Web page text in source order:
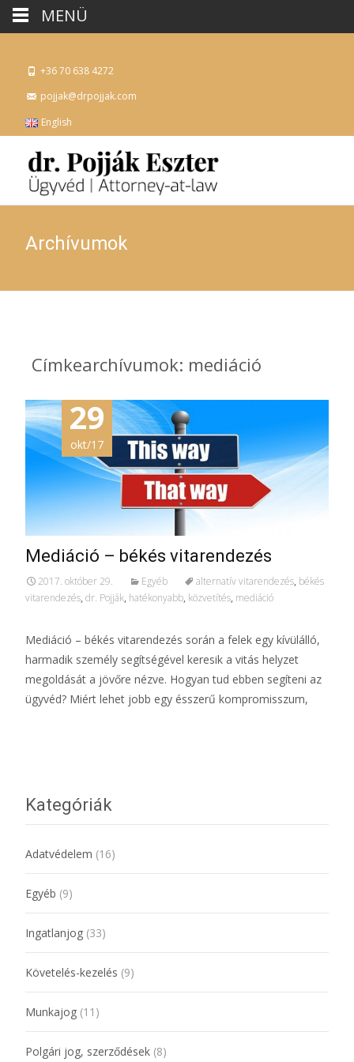
+36 70 638 4272
pojjak@drpojjak.com
English
Archívumok
Címkearchívumok: mediáció
29
okt/17
Mediáció – békés vitarendezés
2017. október 29. Egyéb alternatív vitarendezés, békés
vitarendezés, dr. Pojják, hatékonyabb, közvetítés, mediáció
Mediáció – békés vitarendezés során a felek egy kívülálló,
harmadik személy segítségével keresik a vitás helyzet
megoldását a jövőre nézve. Hogyan tud ebben segíteni az
ügyvéd? Miért lehet jobb egy ésszerű kompromisszum,
Kategóriák
Adatvédelem (16)
Egyéb (9)
Ingatlanjog (33)
Követelés-kezelés (9)
Munkajog (11)
Polgári jog, szerződések (8)
MENÜ